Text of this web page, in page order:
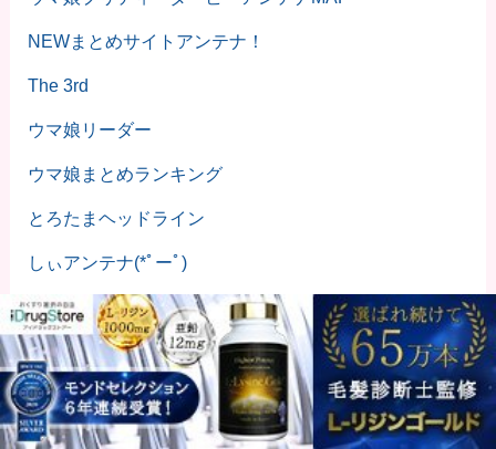
NEWまとめサイトアンテナ！
The 3rd
ウマ娘リーダー
ウマ娘まとめランキング
とろたまヘッドライン
しぃアンテナ(*ﾟーﾟ)
だめぽアンテナ
News人
にゅーぷる
にゅーもふ